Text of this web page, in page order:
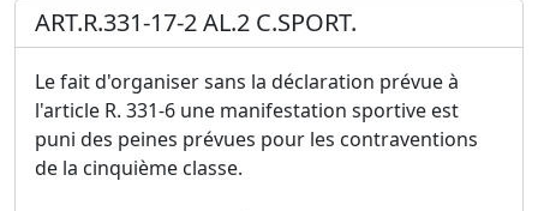
ART.R.331-17-2 AL.2 C.SPORT.
Le fait d'organiser sans la déclaration prévue à
l'article R. 331-6 une manifestation sportive est
puni des peines prévues pour les contraventions
de la cinquième classe.